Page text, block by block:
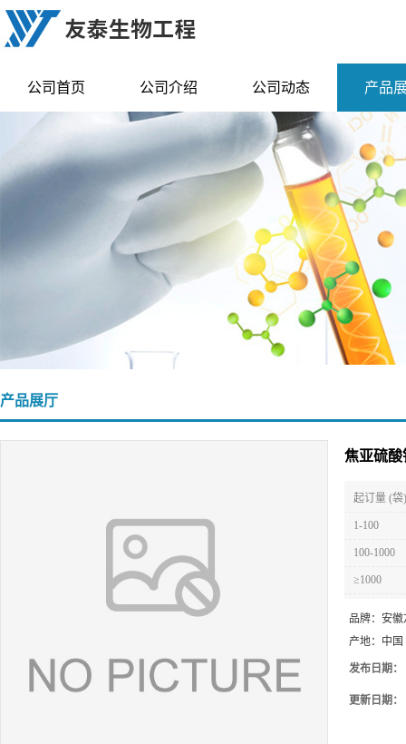
公司首页 公司介绍 公司动态 产品
产品展厅
焦亚硫
起订量 (袋)
1-100
100-1000
≥1000
品牌： 安徽
产地： 中国
发布日期：
更新日期：